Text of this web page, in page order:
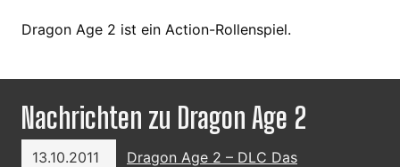
Dragon Age 2 ist ein Action-Rollenspiel.
Nachrichten zu Dragon Age 2
13.10.2011
Dragon Age 2 – DLC Das